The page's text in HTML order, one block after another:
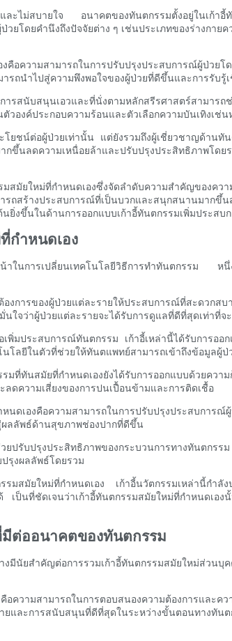
ละไม่สบายใจ อนาคตของทันตกรรมตั้งอยู่ในเก้า
วยโดยคำนึงถึงปัจจัยต่าง ๆ เช่นประเภทของร่างก
งคือความสามารถในการปรับปรุงประสบการณ์ผู้
รถนำไปสู่ความพึงพอใจของผู้ป่วยที่ดีขึ้นและการรับ
รสนับสนุนเอวและที่นั่งตามหลักสรีรศาสตร์สามาร
งค์ประกอบความร้อนและตัวเลือกความบันเทิงเช่
โยชน์ต่อผู้ป่วยเท่านั้น แต่ยังรวมถึงผู้เชี่ยวชาญด้า
ากขึ้นลดความเหนื่อยล้าและปรับปรุงประสิทธิภ
สมัยใหม่ที่กำหนดเองซึ่งจัดลำดับความสำคัญของ
ถสร้างประสบการณ์ที่เป็นบวกและสนุกสนานมาก
ยิ่งขึ้นในด้านการออกแบบเก้าอี้ทันตกรรมเพิ่มประส
กำหนดเอง
าในการเปลี่ยนเทคโนโลยีวิธีการทำทันตกรรม ห
องการของผู้ป่วยแต่ละรายให้ประสบการณ์ที่สะดว
ใจว่าผู้ป่วยแต่ละรายจะได้รับการดูแลที่ดีที่สุดเท่าที่จ
มประสบการณ์ทันตกรรม เก้าอี้เหล่านี้ได้รับการออ
โลยีในตัวที่ช่วยให้ทันตแพทย์สามารถเข้าถึงข้อมูลผู้
มที่ทันสมัยที่กำหนดเองยังได้รับการออกแบบด้วย
ดความเสี่ยงของการปนเปื้อนข้ามและการติดเชื้อ
นดเองคือความสามารถในการปรับปรุงประสบก
ผลลัพธ์ด้านสุขภาพช่องปากที่ดีขึ้น
ปรับปรุงประสิทธิภาพของกระบวนการทางทันตกร
รุงผลลัพธ์โดยรวม
มสมัยใหม่ที่กำหนดเอง เก้าอี้นวัตกรรมเหล่านี้กำ
เป็นที่ชัดเจนว่าเก้าอี้ทันตกรรมสมัยใหม่ที่กำหนดเ
ต่ออนาคตของทันตกรรม
งมีนัยสำคัญต่อการรวมเก้าอี้ทันตกรรมสมัยใหม่ส่ว
ความสามารถในการตอบสนองความต้องการและ
ยและการสนับสนุนที่ดีที่สุดในระหว่างขั้นตอนทางทั